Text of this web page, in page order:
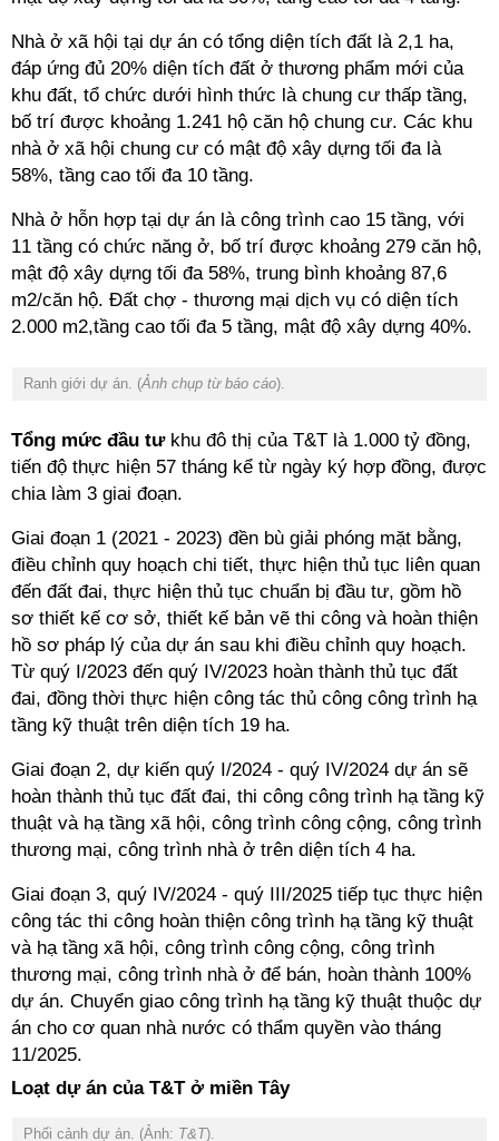
Nhà ở xã hội tại dự án có tổng diện tích đất là 2,1 ha,
đáp ứng đủ 20% diện tích đất ở thương phẩm mới của
khu đất, tổ chức dưới hình thức là chung cư thấp tầng,
bố trí được khoảng 1.241 hộ căn hộ chung cư. Các khu
nhà ở xã hội chung cư có mật độ xây dựng tối đa là
58%, tầng cao tối đa 10 tầng.
Nhà ở hỗn hợp tại dự án là công trình cao 15 tầng, với
11 tầng có chức năng ở, bố trí được khoảng 279 căn hộ,
mật độ xây dựng tối đa 58%, trung bình khoảng 87,6
m2/căn hộ. Đất chợ - thương mại dịch vụ có diện tích
2.000 m2,tầng cao tối đa 5 tầng, mật độ xây dựng 40%.
Ranh giới dự án. (Ảnh chụp từ báo cáo).
Tổng mức đầu tưkhu đô thị của T&T là 1.000 tỷ đồng,
tiến độ thực hiện 57 tháng kể từ ngày ký hợp đồng, được
chia làm 3 giai đoạn.
Giai đoạn 1 (2021 - 2023) đền bù giải phóng mặt bằng,
điều chỉnh quy hoạch chi tiết, thực hiện thủ tục liên quan
đến đất đai, thực hiện thủ tục chuẩn bị đầu tư, gồm hồ
sơ thiết kế cơ sở, thiết kế bản vẽ thi công và hoàn thiện
hồ sơ pháp lý của dự án sau khi điều chỉnh quy hoạch.
Từ quý I/2023 đến quý IV/2023 hoàn thành thủ tục đất
đai, đồng thời thực hiện công tác thủ công công trình hạ
tầng kỹ thuật trên diện tích 19 ha.
Giai đoạn 2, dự kiến quý I/2024 - quý IV/2024 dự án sẽ
hoàn thành thủ tục đất đai, thi công công trình hạ tầng kỹ
thuật và hạ tầng xã hội, công trình công cộng, công trình
thương mại, công trình nhà ở trên diện tích 4 ha.
Giai đoạn 3, quý IV/2024 - quý III/2025 tiếp tục thực hiện
công tác thi công hoàn thiện công trình hạ tầng kỹ thuật
và hạ tầng xã hội, công trình công cộng, công trình
thương mại, công trình nhà ở để bán, hoàn thành 100%
dự án. Chuyển giao công trình hạ tầng kỹ thuật thuộc dự
án cho cơ quan nhà nước có thẩm quyền vào tháng
11/2025.
Loạt dự án của T&T ở miền Tây
Phối cảnh dự án. (Ảnh: T&T).